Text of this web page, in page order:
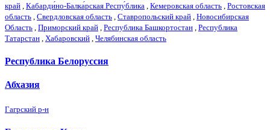
край Кабарди́но-Балка́рская Респу́блика Кемеровская область Ростовская
область Свердловская область Ставропольский край Новосибирская
Область Приморский край Республика Башкортостан Республика
Татарстан Хабаровский Челябинская область
Республика Белоруссия
Абхазия
Гагрский р-н